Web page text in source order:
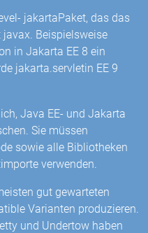
jakartaPaket, das das
javax. Beispielsweise
in Jakarta EE 8 ein
jakarta.servletin EE 9
Java EE- und Jakarta
Sie müssen
sowie alle Bibliotheken
verwenden.
gut gewarteten
Varianten produzieren.
und Undertow haben